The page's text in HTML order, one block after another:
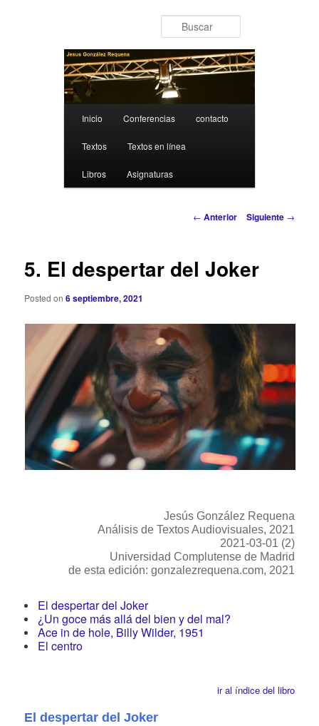
Buscar
Inicio Conferencias contacto
Textos Textos en línea
Libros Asignaturas
Navegación de entradas
← Anterior Siguiente →
5. El despertar del Joker
Posted on6 septiembre, 2021
Jesús González Requena
Análisis de Textos Audiovisuales, 2021
2021-03-01 (2)
Universidad Complutense de Madrid
de esta edición: gonzalezrequena.com, 2021
El despertar del Joker
¿Un goce más allá del bien y del mal?
Ace in de hole, Billy Wilder, 1951
El centro
ir al índice del libro
El despertar del Joker